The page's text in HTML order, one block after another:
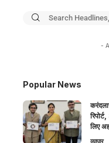
-
Popular News
लिए
व्यापार